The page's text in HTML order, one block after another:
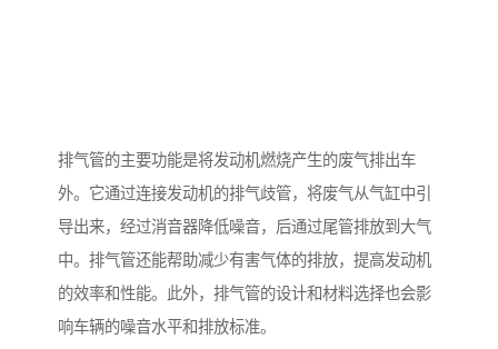
排气管的主要功能是将发动机燃烧产生的废气排出车
外。它通过连接发动机的排气歧管，将废气从气缸中引
导出来，经过消音器降低噪音，后通过尾管排放到大气
中。排气管还能帮助减少有害气体的排放，提高发动机
的效率和性能。此外，排气管的设计和材料选择也会影
响车辆的噪音水平和排放标准。